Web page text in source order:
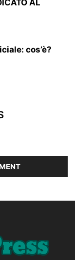
AL
cos’è?